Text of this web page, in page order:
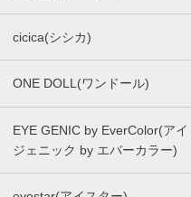
cicica(シシカ)
ONE DOLL(ワンドール)
EYE GENIC by EverColor(アイ
ジェニック by エバーカラー)